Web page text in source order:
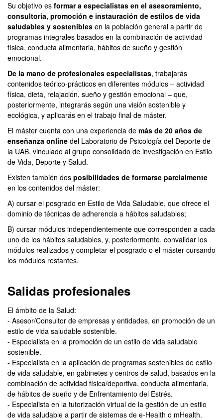
Su objetivo es formar a especialistas en el asesoramiento,
consultoría, promoción e instauración de estilos de vida
saludables y sostenibles en la población general a partir de
programas integrales basados en la combinación de actividad
física, conducta alimentaria, hábitos de sueño y gestión
emocional.
De la mano de profesionales especialistas, trabajarás
contenidos teórico-prácticos en diferentes módulos – actividad
física, dieta, relajación, sueño y gestión emocional – que,
posteriormente, integrarás según una visión sostenible y
ecológica, y aplicarás en el trabajo final de máster.
El máster cuenta con una experiencia de más de 20 años de
enseñanza online del Laboratorio de Psicología del Deporte de
la UAB, vinculado al grupo consolidado de investigación en Estilo
de Vida, Deporte y Salud.
Existen también dos posibilidades de formarse parcialmente
en los contenidos del máster:
A) cursar el posgrado en Estilo de Vida Saludable, que ofrece el
dominio de técnicas de adherencia a hábitos saludables;
B) cursar módulos independientemente que corresponden a cada
uno de los hábitos saludables, y, posteriormente, convalidar los
módulos realizados y completar el posgrado o el máster cursando
los módulos restantes.
Salidas profesionales
El ámbito de la Salud:
- Asesor/Consultor de empresas y entidades, en promoción de un
estilo de vida saludable sostenible.
- Especialista en la promoción de un estilo de vida saludable
sostenible.
- Especialista en la aplicación de programas sostenibles de estilo
de vida saludable, en gabinetes y centros de salud, basados ​​en la
combinación de actividad física/deportiva, conducta alimentaria,
de hábitos de sueño y de Enfrentamiento del Estrés.
- Especialista en la tutorización virtual de la gestión de un estilo
de vida saludable a partir de sistemas de e-Health o mHealth.